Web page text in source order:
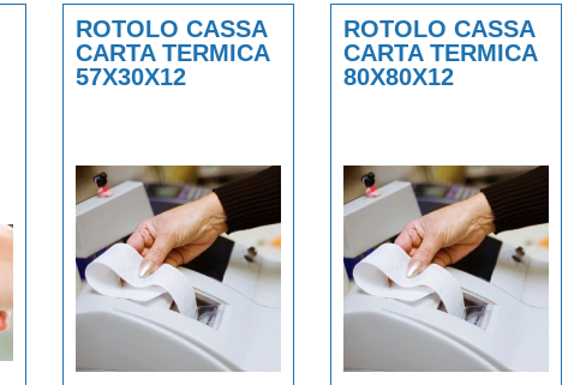
ROTOLO CASSA
CARTA TERMICA
57X30X12
ROTOLO CASSA
CARTA TERMICA
80X80X12